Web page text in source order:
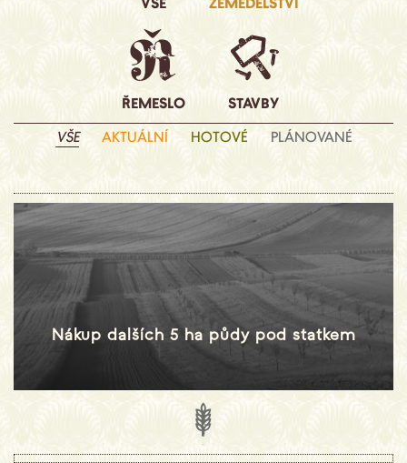
ŘEMESLO
STAVBY
VŠE
AKTUÁLNÍ HOTOVÉ PLÁNOVANÉ
Nákup dalších 5 ha půdy pod statkem